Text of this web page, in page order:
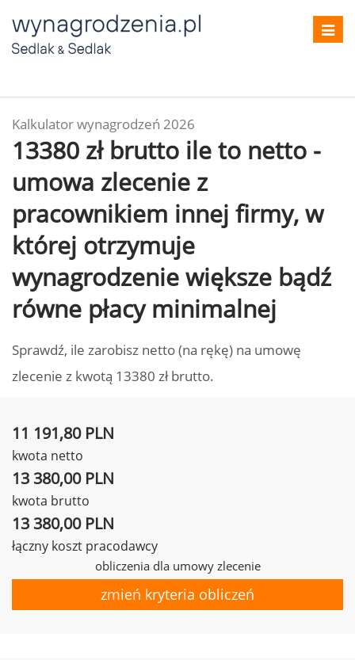
Kalkulator wynagrodzeń 2026
13380 zł brutto ile to netto -
umowa zlecenie z
pracownikiem innej firmy, w
której otrzymuje
wynagrodzenie większe bądź
równe płacy minimalnej
Sprawdź, ile zarobisz netto (na rękę) na umowę
zlecenie z kwotą 13380 zł brutto.
11 191,80 PLN
kwota netto
13 380,00 PLN
kwota brutto
13 380,00 PLN
łączny koszt pracodawcy
obliczenia dla umowy zlecenie
zmień kryteria obliczeń